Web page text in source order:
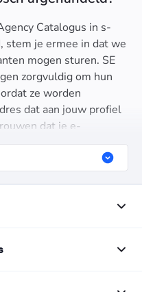
Catalogus in s-
stem je ermee in dat we
mogen sturen. SE
zorgvuldig om hun
ze worden
dat aan jouw profiel
dat je e-
niet met klanten wordt
rechtstreeks naar je
tussen andere top
dit doel en verbind je je
die geïnteresseerd